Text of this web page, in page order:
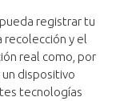
registrar tu
recolección y el
real como, por
un dispositivo
tecnologías